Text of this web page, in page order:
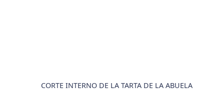
CORTE INTERNO DE LA TARTA DE LA ABUELA